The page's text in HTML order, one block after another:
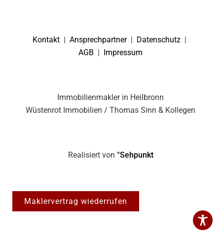
Kontakt Ansprechpartner| Datenschutz
AGB
Impressum
Immobilienmakler in Heilbronn
Wüstenrot Immobilien / Thomas Sinn & Kollegen
Realisiert von °Sehpunkt
Maklervertrag wiederrufen